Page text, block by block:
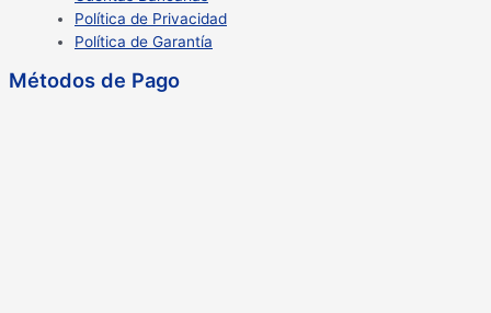
Política de Privacidad
Política de Garantía
Métodos de Pago